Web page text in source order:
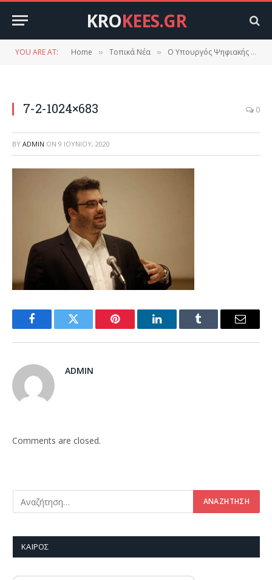
KROKEES.GR
YOU ARE AT: Home » Τοπικά Νέα » O Υπουργός Ψηφιακής Διακυβέρνησης Κυριάκος Πιερρακάκης την Παρασκευή στη Σπάρτη.
7-2-1024×683 0
BY ADMIN ON 9 ΙΟΥΝΊΟΥ, 2020
FacebookTwitter Pinterest LinkedInTumblr Email
ADMIN
Comments are closed.
ΚΑΙΡΌΣ